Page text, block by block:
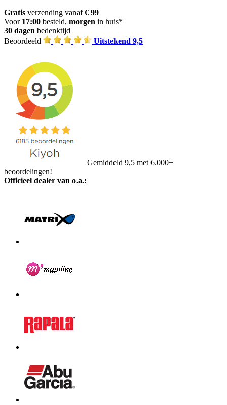
Gratis verzending vanaf€ 99
Voor 17:00 besteld, morgen in huis*
30 dagen bedenktijd
Beoordeeld
Uitstekend 9,5
Gemiddeld 9,5 met 6.000+
beoordelingen!
Officieel dealer van o.a.: